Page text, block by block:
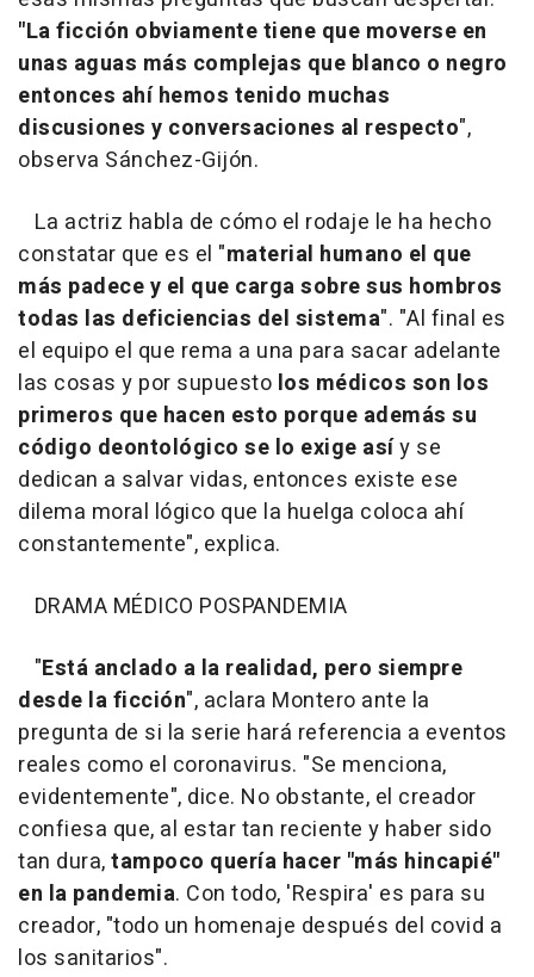
"La ficción obviamente tiene que moverse en
unas aguas más complejas que blanco o negro
entonces ahí hemos tenido muchas
discusiones y conversaciones al respecto",
observa Sánchez-Gijón.
La actriz habla de cómo el rodaje le ha hecho
constatar que es el "material humano el que
más padece y el que carga sobre sus hombros
todas las deficiencias del sistema". "Al final es
el equipo el que rema a una para sacar adelante
las cosas y por supuesto los médicos son los
primeros que hacen esto porque además su
código deontológico se lo exige asíy se
dedican a salvar vidas, entonces existe ese
dilema moral lógico que la huelga coloca ahí
constantemente", explica.
DRAMA MÉDICO POSPANDEMIA
"Está anclado a la realidad, pero siempre
desde la ficción", aclara Montero ante la
pregunta de si la serie hará referencia a eventos
reales como el coronavirus. "Se menciona,
evidentemente", dice. No obstante, el creador
confiesa que, al estar tan reciente y haber sido
tan dura,tampoco quería hacer "más hincapié"
en la pandemia. Con todo, 'Respira' es para su
creador, "todo un homenaje después del covid a
los sanitarios".